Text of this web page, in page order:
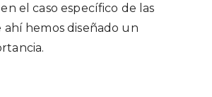
el caso específico de las
hemos diseñado un